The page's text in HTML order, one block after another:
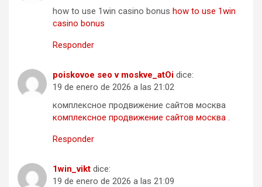
how to use 1win casino bonus how to use 1win
casino bonus
Responder
poiskovoe seo v moskve_atOi dice:
19 de enero de 2026 a las 21:02
комплексное продвижение сайтов москва
комплексное продвижение сайтов москва .
Responder
1win_vikt dice:
19 de enero de 2026 a las 21:09